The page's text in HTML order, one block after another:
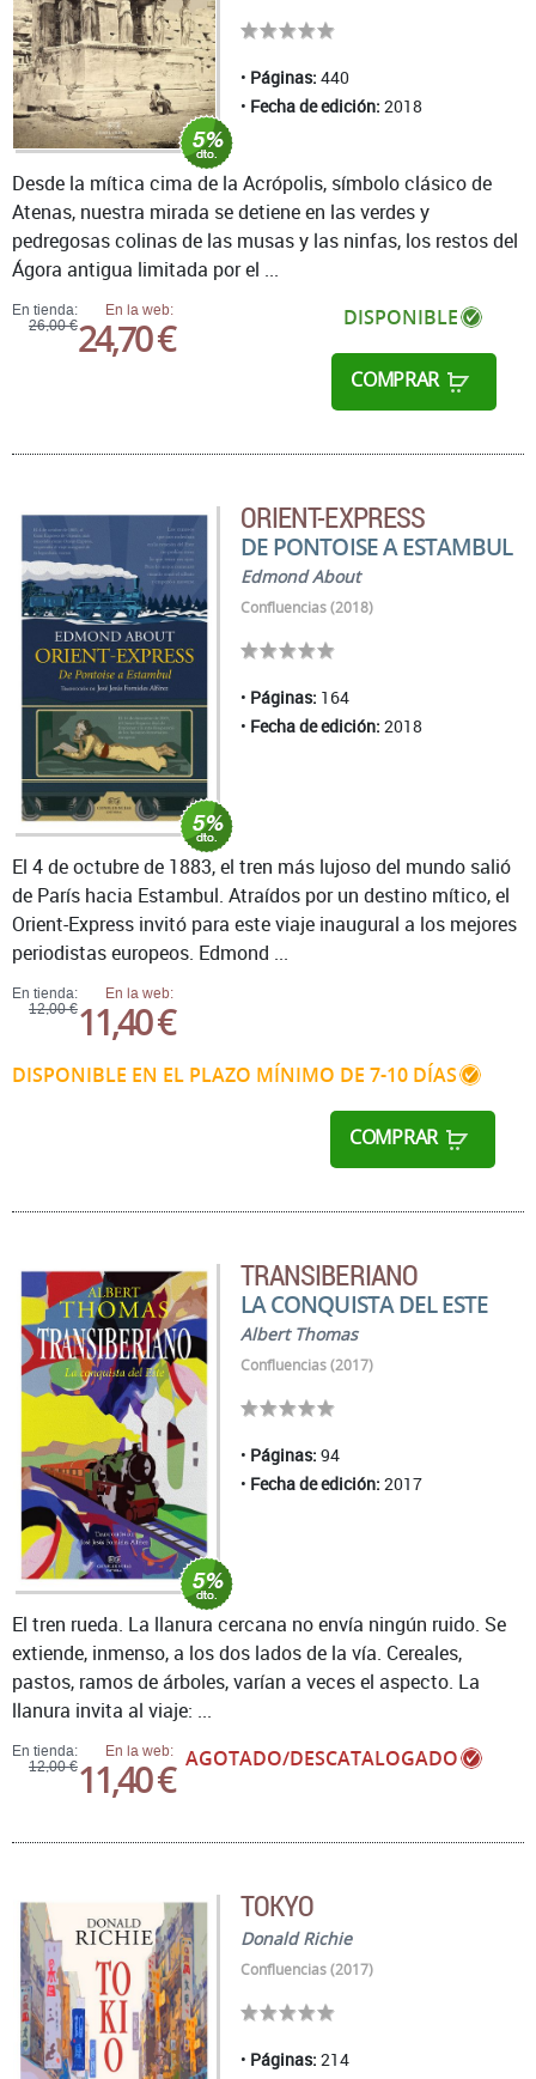
Páginas: 440
Fecha de edición: 2018
En tienda:
26,00 €
En la web:
24,70 € DISPONIBLE
COMPRAR
Desde la mítica cima de la Acrópolis, símbolo clásico de
Atenas, nuestra mirada se detiene en las verdes y
pedregosas colinas de las musas y las ninfas, los restos del
Ágora antigua limitada por el ...
ORIENT-EXPRESS
DE PONTOISE A ESTAMBUL
Edmond About
Confluencias (2018)
Páginas: 164
Fecha de edición: 2018
En tienda:
12,00 €
En la web:
11,40 €
DISPONIBLE EN EL PLAZO MÍNIMO DE 7-10 DÍAS
COMPRAR
El 4 de octubre de 1883, el tren más lujoso del mundo salió
de París hacia Estambul. Atraídos por un destino mítico, el
Orient-Express invitó para este viaje inaugural a los mejores
periodistas europeos. Edmond ...
TRANSIBERIANO
LA CONQUISTA DEL ESTE
Albert Thomas
Confluencias (2017)
Páginas: 94
Fecha de edición: 2017
En tienda:
12,00 €
En la web:
11,40 € AGOTADO/DESCATALOGADO
El tren rueda. La llanura cercana no envía ningún ruido. Se
extiende, inmenso, a los dos lados de la vía. Cereales,
pastos, ramos de árboles, varían a veces el aspecto. La
llanura invita al viaje: ...
TOKYO
Donald Richie
Confluencias (2017)
Páginas: 214